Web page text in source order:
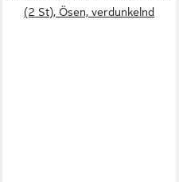
(2 St), Ösen, verdunkelnd